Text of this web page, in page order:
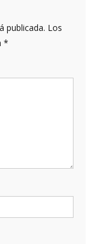
publicada. Los
*